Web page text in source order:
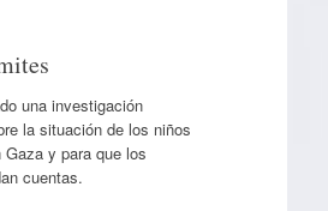
una investigación
la situación de los niños
y para que los
cuentas.